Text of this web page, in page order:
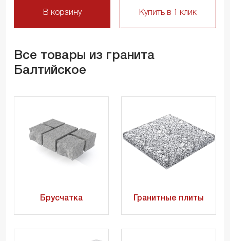
В корзину Купить в 1 клик
Все товары из гранита
Балтийское
Брусчатка Гранитные плиты